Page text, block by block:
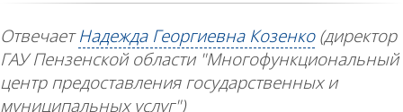
ОтвечаетНадежда Георгиевна Козенко(директор
ГАУ Пензенской области "Многофункциональный
центр предоставления государственных и
муниципальных услуг")